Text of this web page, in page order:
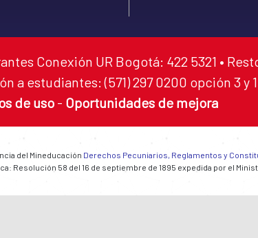
Conexión UR Bogotá: 422 5321 •
a estudiantes: (571) 297 0200 opción 3 y
de uso - Oportunidades de mejora
del Mineducación Derechos Pecuniarios, Reglamentos y
Resolución 58 del 16 de septiembre de 1895 expedida por el